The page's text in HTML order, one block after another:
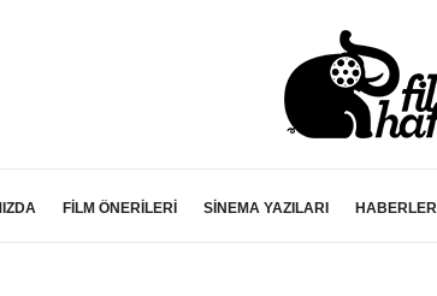
FİLM ÖNERİLERİ SİNEMA YAZILARI HABERLER